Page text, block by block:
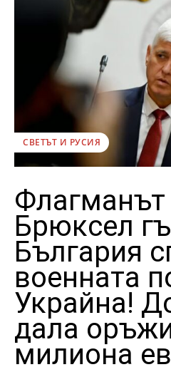
СВЕТЪТ И РУСИЯ
Флагманът
Брюксел
България
военната
Украйна!
дала
милиона